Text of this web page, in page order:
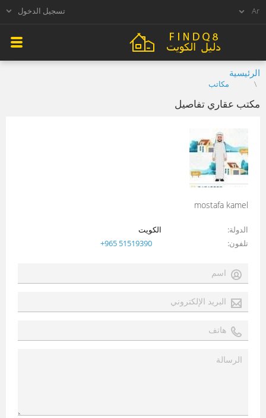
تسجيل الدخول
الرئيسية
مكاتب
مكتب عقاري تفاصيل
mostafa kamel
الدولة
الكويت
تلفون
+965 51519390